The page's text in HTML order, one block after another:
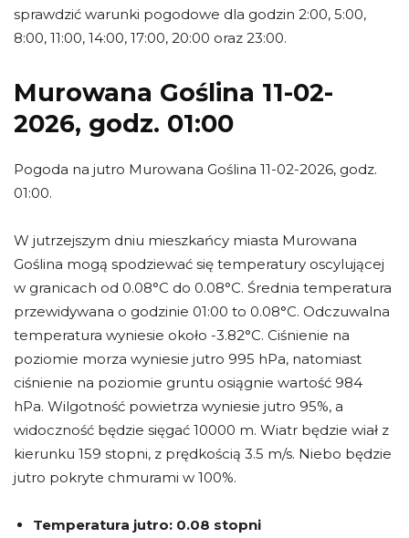
sprawdzić warunki pogodowe dla godzin 2:00, 5:00,
8:00, 11:00, 14:00, 17:00, 20:00 oraz 23:00.
Murowana Goślina 11-02-
2026, godz. 01:00
Pogoda na jutro Murowana Goślina 11-02-2026, godz.
01:00.
W jutrzejszym dniu mieszkańcy miasta Murowana
Goślina mogą spodziewać się temperatury oscylującej
w granicach od 0.08°C do 0.08°C. Średnia temperatura
przewidywana o godzinie 01:00 to 0.08°C. Odczuwalna
temperatura wyniesie około -3.82°C. Ciśnienie na
poziomie morza wyniesie jutro 995 hPa, natomiast
ciśnienie na poziomie gruntu osiągnie wartość 984
hPa. Wilgotność powietrza wyniesie jutro 95%, a
widoczność będzie sięgać 10000 m. Wiatr będzie wiał z
kierunku 159 stopni, z prędkością 3.5 m/s. Niebo będzie
jutro pokryte chmurami w 100%.
Temperatura jutro: 0.08 stopni